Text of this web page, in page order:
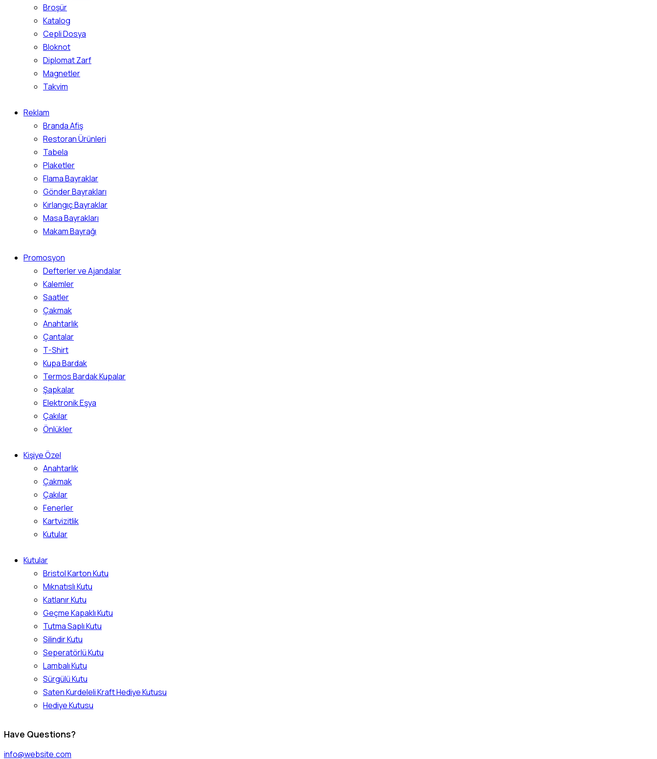
Broşür
Katalog
Cepli Dosya
Bloknot
Diplomat Zarf
Magnetler
Takvim
Reklam
Branda Afiş
Restoran Ürünleri
Tabela
Plaketler
Flama Bayraklar
Gönder Bayrakları
Kırlangıç Bayraklar
Masa Bayrakları
Makam Bayrağı
Promosyon
Defterler ve Ajandalar
Kalemler
Saatler
Çakmak
Anahtarlık
Çantalar
T-Shirt
Kupa Bardak
Termos Bardak Kupalar
Şapkalar
Elektronik Eşya
Çakılar
Önlükler
Kişiye Özel
Anahtarlık
Çakmak
Çakılar
Fenerler
Kartvizitlik
Kutular
Kutular
Bristol Karton Kutu
Mıknatıslı Kutu
Katlanır Kutu
Geçme Kapaklı Kutu
Tutma Saplı Kutu
Silindir Kutu
Seperatörlü Kutu
Lambalı Kutu
Sürgülü Kutu
Saten Kurdeleli Kraft Hediye Kutusu
Hediye Kutusu
instagram
facebook
twitter-
Have Questions?
info@website.com